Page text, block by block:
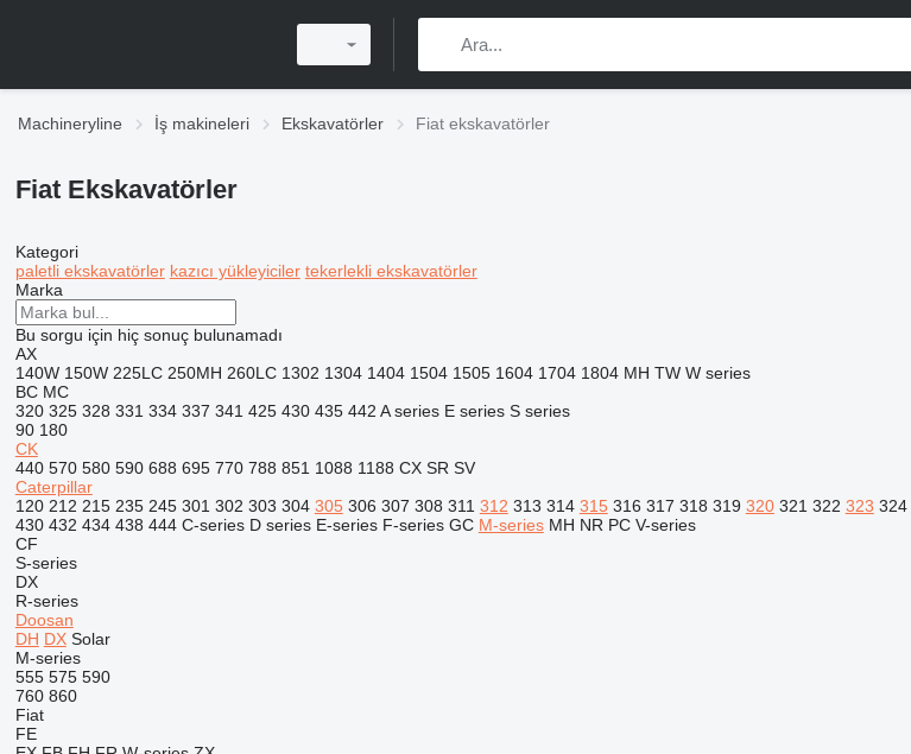
Machineryline İş makineleri Ekskavatörler Fiat ekskavatörler
Fiat Ekskavatörler
Kategori
paletli ekskavatörler kazıcı yükleyiciler tekerlekli ekskavatörler
Marka
Bu sorgu için hiç sonuç bulunamadı
AX
140W 150W 225LC 250MH 260LC 1302 1304 1404 1504 1505 1604 1704 1804 MH TW W series
BC MC
320 325 328 331 334 337 341 425 430 435 442 A series E series S series
90 180
CK
440 570 580 590 688 695 770 788 851 1088 1188 CX SR SV
Caterpillar
120 212 215 235 245 301 302 303 304 305 306 307 308 311 312 313 314 315 316 317 318 319 320 321 322 323 324
430 432 434 438 444 C-series D series E-series F-series GC M-series MH NR PC V-series
CF
S-series
DX
R-series
Doosan
DH DX Solar
M-series
555 575 590
760 860
Fiat
FE